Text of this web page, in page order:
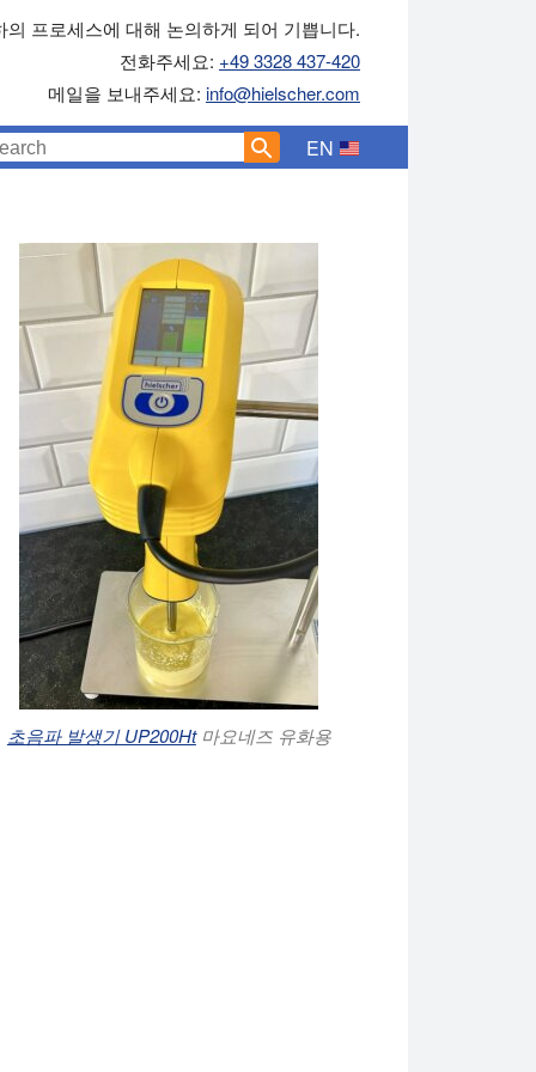
의 프로세스에 대해 논의하게 되어 기쁩니다.
전화주세요: +49 3328 437-420
메일을 보내주세요: info@hielscher.com
EN
초음파 발생기 UP200Ht마요네즈 유화용